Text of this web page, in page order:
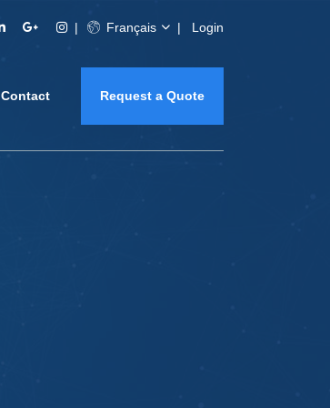
Français Login
Contact Request a Quote